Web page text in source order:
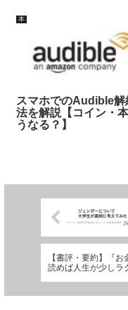
本
スマホでのAudible解
法を解説【コイン・
うなる？】
【書評・要約】『お
読めば人生が少しラ